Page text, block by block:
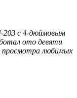
203 с 4-дюймовым
ото девяти
просмотра любимых